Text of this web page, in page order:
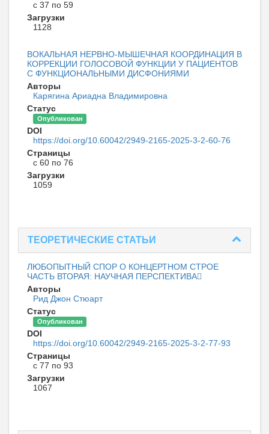
с 37 по 59
Загрузки
1128
ВОКАЛЬНАЯ НЕРВНО-МЫШЕЧНАЯ КООРДИНАЦИЯ В
КОРРЕКЦИИ ГОЛОСОВОЙ ФУНКЦИИ У ПАЦИЕНТОВ
С ФУНКЦИОНАЛЬНЫМИ ДИСФОНИЯМИ
Авторы
Карягина Ариадна Владимировна
Статус
Опубликован
DOI
https://doi.org/10.60042/2949-2165-2025-3-2-60-76
Страницы
с 60 по 76
Загрузки
1059
ТЕОРЕТИЧЕСКИЕ СТАТЬИ
ЛЮБОПЫТНЫЙ СПОР О КОНЦЕРТНОМ СТРОЕ
ЧАСТЬ ВТОРАЯ: НАУЧНАЯ ПЕРСПЕКТИВА
Авторы
Рид Джон Стюарт
Статус
Опубликован
DOI
https://doi.org/10.60042/2949-2165-2025-3-2-77-93
Страницы
с 77 по 93
Загрузки
1067